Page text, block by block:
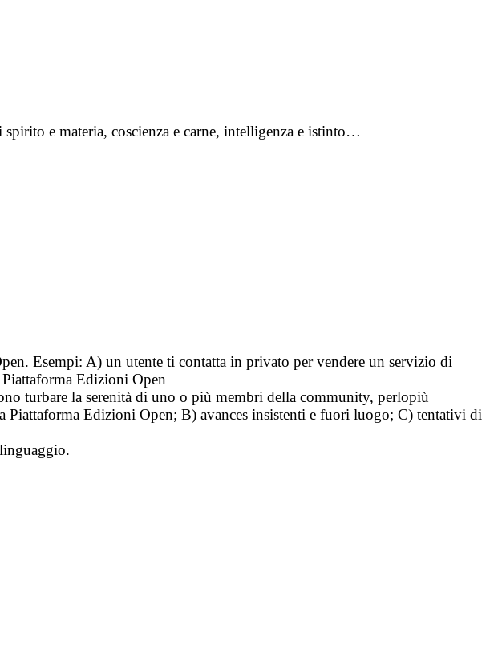
e materia, coscienza e carne, intelligenza e istinto…
Esempi: A) un utente ti contatta in privato per vendere un servizio di
Edizioni Open
turbare la serenità di uno o più membri della community, perlopiù
Edizioni Open; B) avances insistenti e fuori luogo; C) tentativi di